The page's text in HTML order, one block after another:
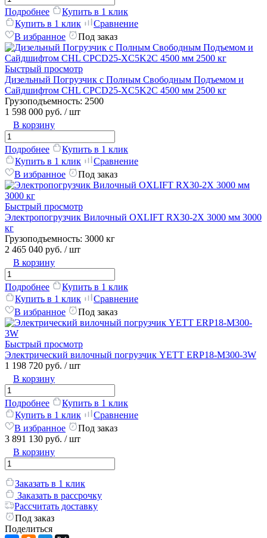
Подробнее
Купить в 1 клик
Купить в 1 клик
Сравнение
В избранное
Под заказ
Быстрый просмотр
Дизельный Погрузчик с Полным Свободным Подъемом и
Сайдшифтом CHL CPCD25-XC5K2C 4500 мм 2500 кг
Грузоподъемность: 2500
1 598 000 руб. / шт
В корзину
Подробнее
Купить в 1 клик
Купить в 1 клик
Сравнение
В избранное
Под заказ
Быстрый просмотр
Электропогрузчик Вилочный OXLIFT RX30-2X 3000 мм 3000
кг
Грузоподъемность: 3000 кг
2 465 040 руб. / шт
В корзину
Подробнее
Купить в 1 клик
Купить в 1 клик
Сравнение
В избранное
Под заказ
Быстрый просмотр
Электрический вилочный погрузчик YETT ERP18-M300-3W
1 198 720 руб. / шт
В корзину
Подробнее
Купить в 1 клик
Купить в 1 клик
Сравнение
В избранное
Под заказ
3 891 130 руб. / шт
В корзину
Заказать в 1 клик
Заказать в рассрочку
Рассчитать доставку
Под заказ
Поделиться